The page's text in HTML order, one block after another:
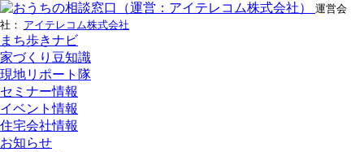
運営会
社： アイテレコム株式会社
まち歩きナビ
家づくり豆知識
現地リポート隊
セミナー情報
イベント情報
住宅会社情報
お知らせ